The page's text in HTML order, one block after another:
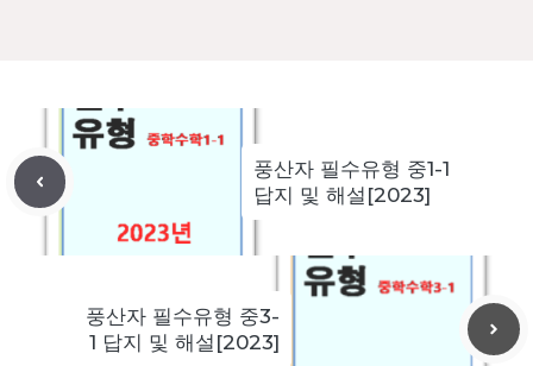
풍산자 필수유형 중1-1
답지 및 해설[2023]
풍산자 필수유형 중3-
1 답지 및 해설[2023]